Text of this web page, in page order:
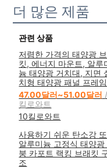
더 많은 제품
관련 상품
저렴한 가격의 태양광
킷, 에너지 마운트, 알루
늄 태양광 거치대, 지면
치형 태양광 패널 프레임
47.00달러~51.00달러 /
킬로와트
10킬로와트
사용하기 쉬운 탄소강
알루미늄 고정식 태양광
붕 카포트 랙킹 브래킷
조